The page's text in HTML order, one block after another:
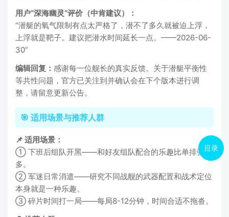
用户“深海幽灵”评价（中肯建议）：
“潜艇的氧气限制有点太严格了，潜不了多久就被迫上浮，
上浮就是靶子。建议把潜水时间延长一点。——2026-06-
30”
编辑回复： 感谢每一位舰长的真实反馈。关于潜艇平衡性
等共性问题，官方已关注到并确认会在下个版本进行调
整，请留意更新公告。
🎯 适用场景与推荐人群
📌 适用场景：
① 下班后组队开黑——和好友组队配合的乐趣比单排强太
多。
② 军迷日常消遣——研究不同战舰的武器配置和战术定位
本身就是一种乐趣。
③ 碎片时间打一局——每局8-12分钟，时间合适不拖沓。
目录